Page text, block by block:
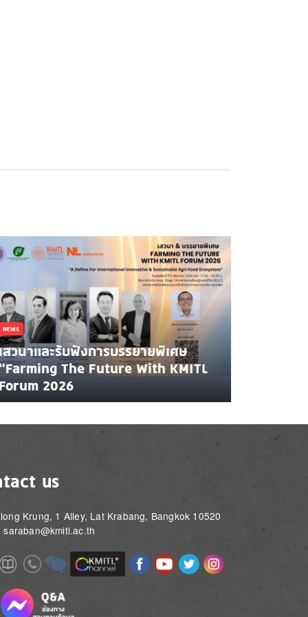
NEWS
สวนาและรับฟังการบรรยายพิเศษ
The Future With KMITL
Forum 2026
us
Krung, 1 Alley, Lat Krabang, Bangkok 10520
saraban@kmitl.ac.th
ImageImage Image ImageImageImageImage
Image